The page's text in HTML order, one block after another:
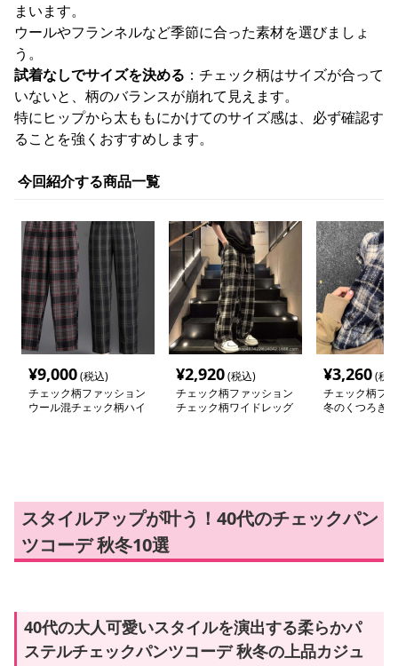
まいます。
ウールやフランネルなど季節に合った素材を選びましょ
う。
試着なしでサイズを決める ：チェック柄はサイズが合って
いないと、柄のバランスが崩れて見えます。
特にヒップから太ももにかけてのサイズ感は、必ず確認す
ることを強くおすすめします。
今回紹介する商品一覧
¥9,000(税込)
チェック柄ファッション
ウール混チェック柄ハイ
¥2,920(税込)
チェック柄ファッション
チェック柄ワイドレッグ
¥3,260(税
チェック柄フ
冬のくつろぎ
スタイルアップが叶う！40代のチェックパン
ツコーデ 秋冬10選
40代の大人可愛いスタイルを演出する柔らかパ
ステルチェックパンツコーデ 秋冬の上品カジュ